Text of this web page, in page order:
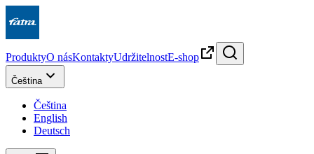
ProduktyO násKontaktyUdržitelnostE-shop
Čeština
Čeština
English
Deutsch